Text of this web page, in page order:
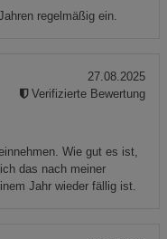
regelmäßig ein.
Wie gut es ist,
das nach meiner
Jahr wieder fällig ist.
27.08.2025
Verifizierte Bewertung